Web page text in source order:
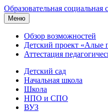
Образовательная социальная
Меню
Обзор возможностей
Детский проект «Алые
Аттестация
Детский сад
Начальная школа
Школа
НПО и СПО
ВУЗ